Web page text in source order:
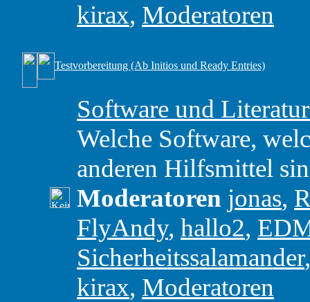
kirax, Moderatoren
Testvorbereitung (Ab Initios und Ready Entries)
Software und
Welche Software,
anderen Hilfsmittel
Moderatoren jonas,
FlyAndy, hallo2,
Sicherheitssalamander
kirax, Moderatoren